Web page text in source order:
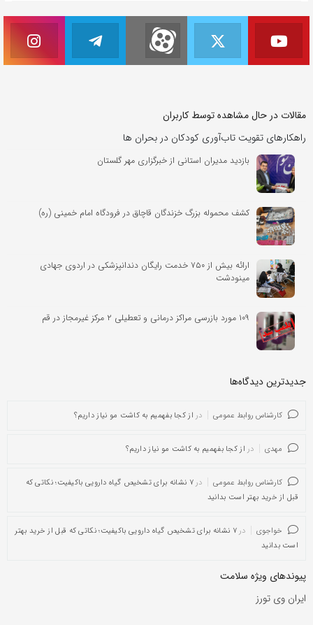
مقالات در حال مشاهده توسط کاربران
راهکارهای تقویت تاب‌آوری کودکان در بحران ها
بازدید مدیران استانی از خبرگزاری مهر گلستان
کشف محموله بزرگ خزندگان قاچاق در فرودگاه امام خمینی (ره)
ارائه بیش از ۷۵۰ خدمت رایگان دندانپزشکی در اردوی جهادی
مینودشت
۱۰۹ مورد بازرسی مراکز درمانی و تعطیلی ۲ مرکز غیرمجاز در قم
جدیدترین دیدگاه‌‌ها
کارشناس روابط عمومی در از کجا بفهمیم به کاشت مو نیاز داریم؟
مهدی در از کجا بفهمیم به کاشت مو نیاز داریم؟
کارشناس روابط عمومی در
۷ نشانه برای تشخیص گیاه دارویی باکیفیت؛ نکاتی که
قبل از خرید بهتر است بدانید
خواجوی در
۷ نشانه برای تشخیص گیاه دارویی باکیفیت؛ نکاتی که قبل از خرید بهتر
است بدانید
پیوندهای ویژه سلامت
ایران وی تورز